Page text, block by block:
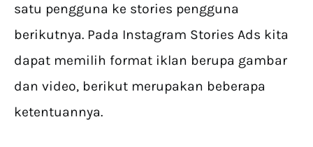
satu pengguna ke stories pengguna
berikutnya. Pada Instagram Stories Ads kita
dapat memilih format iklan berupa gambar
dan video, berikut merupakan beberapa
ketentuannya.